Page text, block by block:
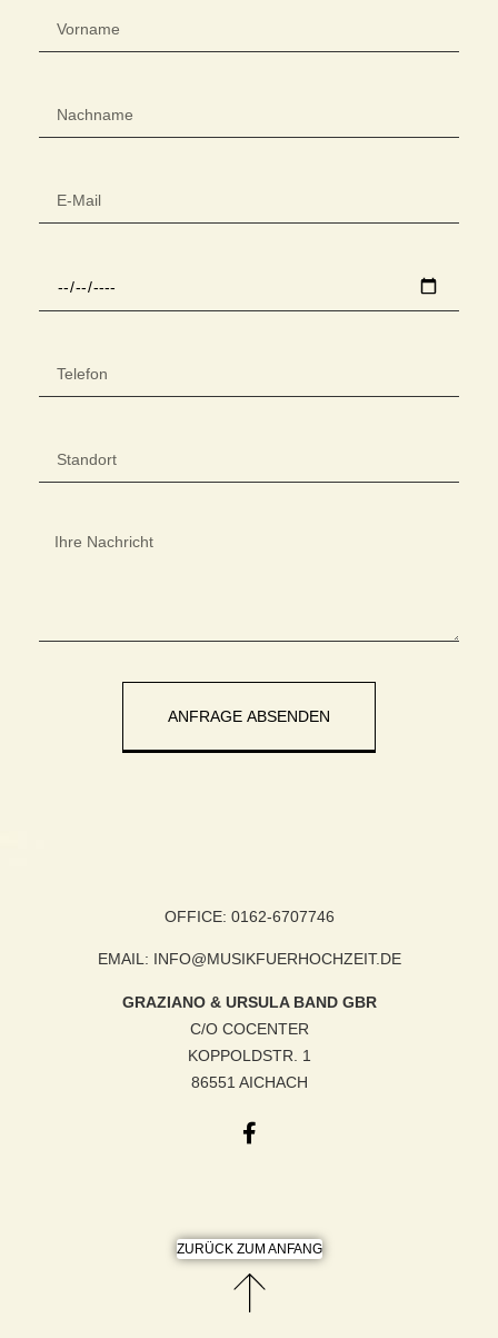
ANFRAGE ABSENDEN
OFFICE: 0162-6707746
EMAIL: INFO@MUSIKFUERHOCHZEIT.DE
GRAZIANO & URSULA BAND GBR
C/O COCENTER
KOPPOLDSTR. 1
86551 AICHACH
ZURÜCK ZUM ANFANG